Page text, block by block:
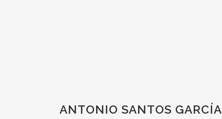
ANTONIO SANTOS GARCÍA